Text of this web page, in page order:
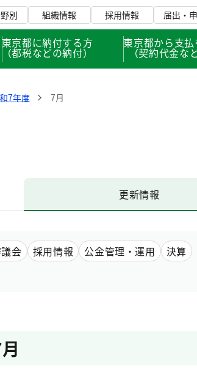
別 組織情報 採用情報 届出・
東京都に納付する方
（都税などの納付）
東京都から支
（契約代金な
7年度 7月
更新情報
会 採用情報 公金管理・運用
決算